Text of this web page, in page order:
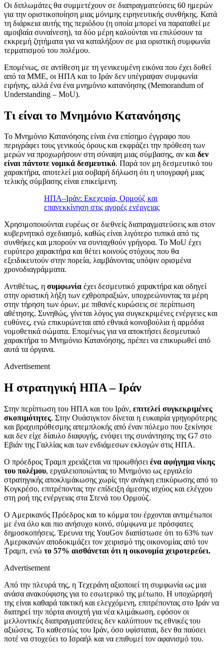
Οι διπλωμάτες θα συμμετέχουν σε διαπραγματεύσεις 60 ημερών
για την οριστικοποίηση μιας μόνιμης ειρηνευτικής συνθήκης. Κατά
τη διάρκεια αυτής της περιόδου (η οποία μπορεί να παραταθεί με
αμοιβαία συναίνεση), τα δύο μέρη καλούνται να επιλύσουν τα
εκκρεμή ζητήματα για να καταλήξουν σε μια οριστική συμφωνία
τερματισμού του πολέμου.
Επομένως, σε αντίθεση με τη γενικευμένη εικόνα που έχει δοθεί
από τα ΜΜΕ, οι ΗΠΑ και το Ιράν δεν υπέγραψαν συμφωνία
ειρήνης, αλλά ένα ένα μνημόνιο κατανόησης (Memorandum of
Understanding – MoU).
Τι είναι το Μνημόνιο Κατανόησης
Το Μνημόνιο Κατανόησης είναι ένα επίσημο έγγραφο που
περιγράφει τους γενικούς όρους και εκφράζει την πρόθεση των
μερών να προχωρήσουν στη σύναψη μιας σύμβασης, αν καιδεν
είναι πάντοτε νομικά δεσμευτικό. Παρά τον μη δεσμευτικό του
χαρακτήρα, αποτελεί μια σοβαρή δήλωση ότι η υπογραφή μιας
τελικής σύμβασης είναι επικείμενη.
ΗΠΑ–Ιράν: Εκεχειρία, Ορμούζ και
επανεκκίνηση στις αγορές ενέργειας
Χρησιμοποιούνται ευρέως σε διεθνείς διαπραγματεύσεις και στον
κυβερνητικό σχεδιασμό, καθώς είναι λιγότερο τυπικά από τις
συνθήκες και μπορούν να συνταχθούν γρήγορα. Το MoU έχει
ευρύτερο χαρακτήρα και θέτει κοινούς στόχους που θα
εξειδικευτούν στην πορεία, λαμβάνοντας υπόψιν ορισμένα
χρονοδιαγράμματα.
Αντιθέτως, η συμφωνία έχει δεσμευτικό χαρακτήρα και οδηγεί
στην οριστική λήξη των εχθροπραξιών, υποχρεώνοντας τα μέρη
στην τήρηση των όρων, με πιθανές κυρώσεις σε περίπτωση
αθέτησης. Συνηθώς, γίνεται λόγος για συγκεκριμένες ενέργειες και
ευθύνες, ενώ επικυρώνεται από εθνικά κοινοβούλια ή αρμόδια
νομοθετικά σώματα. Eπομένως για να αποκτήσει δεσμευτικό
χαρακτήρα το Μνημόνιο Κατανόησης, πρέπει να επικυρωθεί από
αυτά τα όργανα.
Advertisement
Η στρατηγική ΗΠΑ – Ιράν
Στην περίπτωση του ΗΠΑ και του Ιράν, επιτελεί συγκεκριμένες
σκοπιμότητες. Στην Ουάσιγκτον δίνεται η ευκαιρία γρηγορότερης
και βραχυπρόθεσμης απεμπλοκής από έναν πόλεμο που ξεκίνησε
και δεν είχε δίαυλο διαφυγής, ενόψει της συνάντησης της G7 στο
Εβιάν της Γαλλίας και των ενδιάμεσων εκλογών στις ΗΠΑ.
Ο πρόεδρος Τραμπ χρειάζεται να προωθήσει ένα αφήγημα νίκης
του πολέμου, εργαλειοποιώντας το Μνημόνιο ως εργαλείο
στρατηγικής αποκλιμάκωσης χωρίς την ανάγκη επικύρωσης από το
Κογκρέσο, επιτρέποντας την επίδειξη άμεσης ισχύος και ελέγχου
στη ροή της ενέργειας στα Στενά του Ορμούζ.
Ο Αμερικανός Πρόεδρος και το κόμμα του έρχονται αντιμέτωποι
με ένα όλο και πιο ανήσυχο κοινό, σύμφωνα με πρόσφατες
δημοσκοπήσεις. Έρευνα της YouGov διαπίστωσε ότι το 63% των
Αμερικανών αποδοκιμάζει τον χειρισμό της οικονομίας από τον
Τραμπ, ενώ το 57% αισθάνεται ότι η οικονομία χειροτερεύει.
Advertisement
Από την πλευρά της, η Τεχεράνη αξιοποιεί τη συμφωνία ως μια
ανάσα ανακούφισης για το εσωτερικό της μέτωπο. Η υποχώρησή
της είναι καθαρά τακτική και ελεγχόμενη, επιτρέποντας στο Ιράν να
διατηρεί την πόρτα ανοιχτή για νέα κλιμάκωση, εφόσον οι
μελλοντικές διαπραγματεύσεις δεν καλύπτουν τις εθνικές του
αξιώσεις. Το καθεστώς του Ιράν, όσο υφίσταται, δεν θα παύσει
ποτέ να στοχεύει το Ισραήλ και να επιθυμεί τον αφανισμό του.